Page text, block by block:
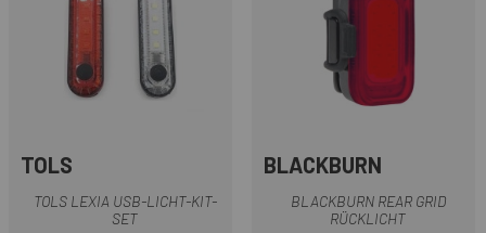
TOLS
TOLS LEXIA USB-LICHT-KIT-
SET
BLACKBURN
BLACKBURN REAR GRID
RÜCKLICHT